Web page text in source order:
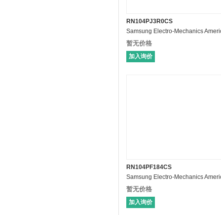
RN104PJ3R0CS
暂无价格
加入询价
RN104PF184CS
暂无价格
加入询价